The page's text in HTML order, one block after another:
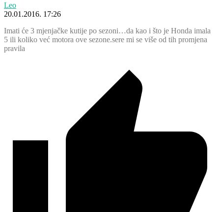
Leo
20.01.2016. 17:26
Imati će 3 mjenjačke kutije po sezoni…da kao i što je Honda imala
5 ili koliko već motora ove sezone.sere mi se više od tih promjena
pravila